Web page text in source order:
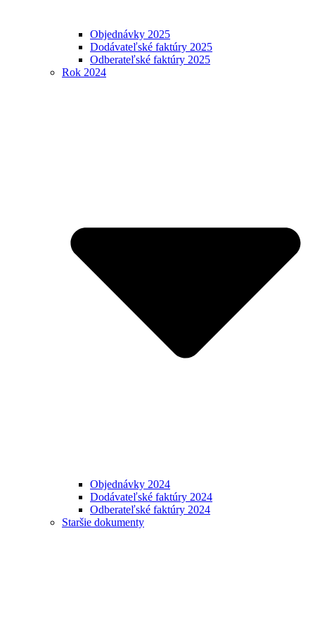
Objednávky 2025
Dodávateľské faktúry 2025
Odberateľské faktúry 2025
Rok 2024
Objednávky 2024
Dodávateľské faktúry 2024
Odberateľské faktúry 2024
Staršie dokumenty